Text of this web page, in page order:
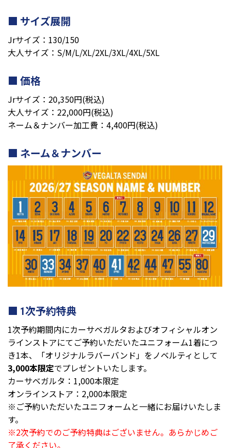
サイズ展開
Jrサイズ：130/150
大人サイズ：S/M/L/XL/2XL/3XL/4XL/5XL
価格
Jrサイズ：20,350円(税込)
大人サイズ：22,000円(税込)
ネーム＆ナンバー加工費：4,400円(税込)
ネーム＆ナンバー
1次予約特典
1次予約期間内にカーサベガルタおよびオフィシャルオン
ラインストアにてご予約いただいたユニフォーム1着につ
き1本、「オリジナルラバーバンド」をノベルティとして
3,000本限定でプレゼントいたします。
カーサベガルタ：1,000本限定
オンラインストア：2,000本限定
※ご予約いただいたユニフォームと一緒にお届けいたしま
す。
※2次予約でのご予約特典はございません。あらかじめご
了承ください。